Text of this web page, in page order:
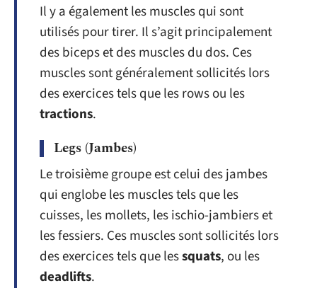
Il y a également les muscles qui sont
utilisés pour tirer. Il s’agit principalement
des biceps et des muscles du dos. Ces
muscles sont généralement sollicités lors
des exercices tels que les rows ou les
tractions.
Legs (Jambes)
Le troisième groupe est celui des jambes
qui englobe les muscles tels que les
cuisses, les mollets, les ischio-jambiers et
les fessiers. Ces muscles sont sollicités lors
des exercices tels que lessquats, ou les
deadlifts.